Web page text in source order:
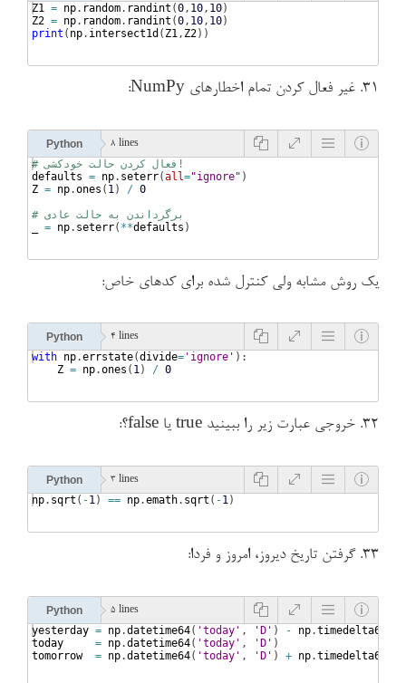
Z1 = np. random. randint (0, 10, 10)
Z2 = np. random. randint (0, 10, 10)
print ( np. intersect1d ( Z1, Z2))
۳۱. غیر فعال کردن تمام اخطارهای NumPy:
Python 8 lines
# فعال کردن حالت خودکشی!
defaults = np. seterr(all="ignore" )
Z = np.ones ( 1 ) / 0
# برگرداندن به حالت عادی
= np. seterr( **defaults )
یک روش مشابه ولی کنترل شده برای کدهای خاص:
Python 4 lines
with np.errstate(divide= 'ignore' ) :
Z = np.ones ( 1) / 0
۳۲. خروجی عبارت زیر را ببینید true یا false؟:
Python 3 lines
np. sqrt ( -1) == np.emath. sqrt ( -1)
۳۳. گرفتن تاریخ دیروز، امروز و فردا:
Python 5 lines
yesterday = np.datetime64( 'today' , 'D' ) - np.timedelta64
today
= np.datetime64( 'today' , 'D' )
tomorrow
= np.datetime64( 'today' , 'D' ) + np.timedelta64